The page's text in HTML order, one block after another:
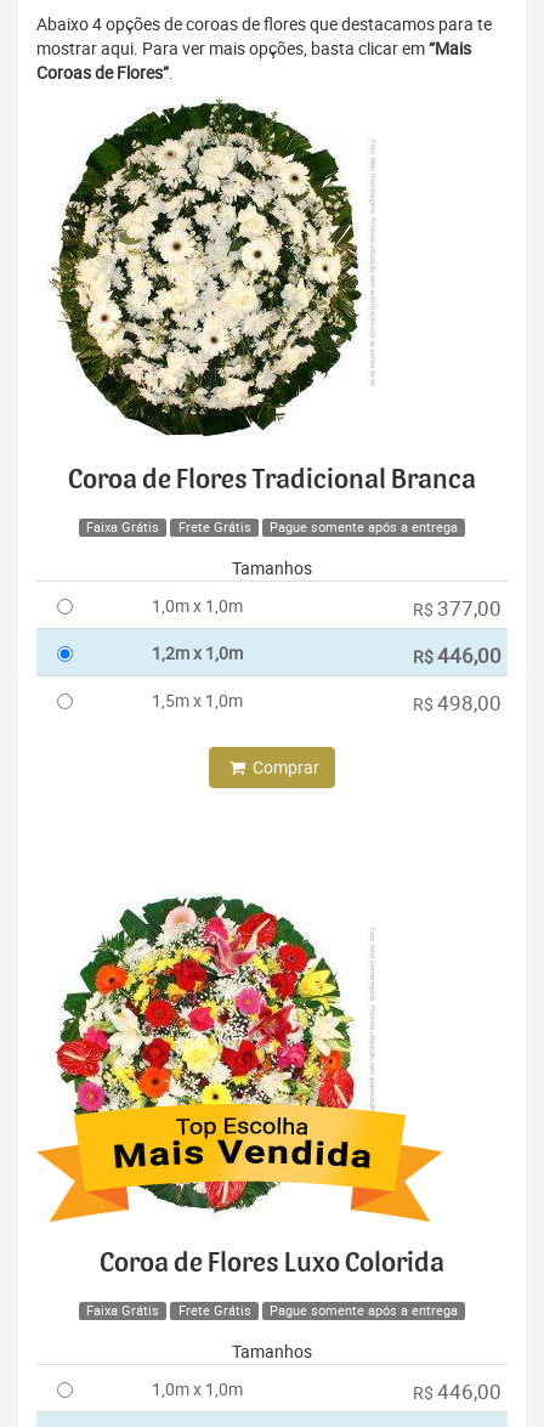
Abaixo 4 opções de coroas de flores que destacamos para te
mostrar aqui. Para ver mais opções, basta clicar em“Mais
Coroas de Flores”.
Coroa de Flores Tradicional Branca
Faixa Grátis Frete Grátis Pague somente após a entrega
Tamanhos
1,0m x 1,0m
R$ 377,00
1,2m x 1,0m R$446,00
1,5m x 1,0m R$ 498,00
Comprar
Coroa de Flores Luxo Colorida
Faixa Grátis Frete Grátis Pague somente após a entrega
Tamanhos
1,0m x 1,0m
R$ 446,00